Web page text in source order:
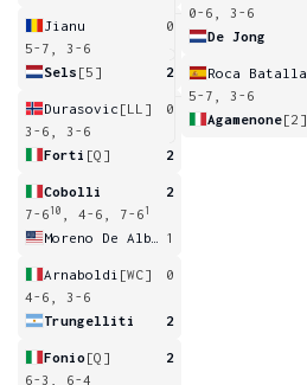
Jianu
0
5-7, 3-6
Sels [5] 2
Durasovic [LL]
0
3-6, 3-6
Forti [Q] 2
Cobolli
2
7-6 10 , 4-6, 7-6 1
1
Arnaboldi [WC]
0
4-6, 3-6
Trungelliti
2
Fonio [Q]
2
6-3, 6-4
0-6, 3-6
De Jong
Roca Batalla
5-7, 3-6
Agamenone[2]